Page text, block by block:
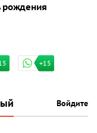
рождения
+15
Войдите